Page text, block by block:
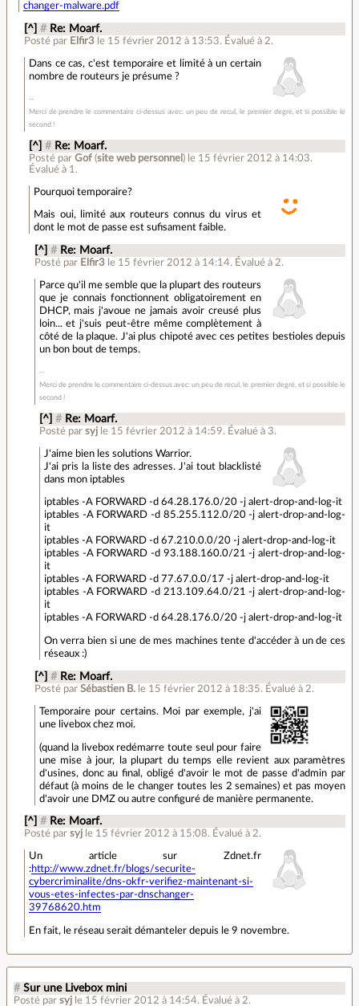
changer-malware.pdf
[^] # Re: Moarf.
Posté par Elfir3 le 15 février 2012 à 13:53. Évalué à 2.
Dans ce cas, c'est temporaire et limité à un certain
nombre de routeurs je présume ?
Merci de prendre le commentaire ci-dessus avec: un peu de recul, le premier degré, et si possible le
second !
[^] # Re: Moarf.
Posté parGof (site web personnel ) le 15 février 2012 à 14:03.
Évalué à 1 .
Pourquoi temporaire?
Mais oui, limité aux routeurs connus du virus et
dont le mot de passe est sufisament faible.
[^] # Re: Moarf.
Posté par Elfir3 le 15 février 2012 à 14:14. Évalué à 2.
Parce qu'il me semble que la plupart des routeurs
que je connais fonctionnent obligatoirement en
DHCP, mais j'avoue ne jamais avoir creusé plus
loin... et j'suis peut-être même complètement à
côté de la plaque. J'ai plus chipoté avec ces petites bestioles depuis
un bon bout de temps.
Merci de prendre le commentaire ci-dessus avec: un peu de recul, le premier degré, et si possible le
second !
[^] # Re: Moarf.
Posté par syj le 15 février 2012 à 14:59. Évalué à 3.
J'aime bien les solutions Warrior.
J'ai pris la liste des adresses. J'ai tout blacklisté
dans mon iptables
iptables -A FORWARD -d 64.28.176.0/20 -j alert-drop-and-log-it
iptables -A FORWARD -d 85.255.112.0/20 -j alert-drop-and-log-
it
iptables -A FORWARD -d 67.210.0.0/20 -j alert-drop-and-log-it
iptables -A FORWARD -d 93.188.160.0/21 -j alert-drop-and-log-
it
iptables -A FORWARD -d 77.67.0.0/17 -j alert-drop-and-log-it
iptables -A FORWARD -d 213.109.64.0/21 -j alert-drop-and-log-
it
iptables -A FORWARD -d 64.28.176.0/20 -j alert-drop-and-log-it
On verra bien si une de mes machines tente d'accéder à un de ces
réseaux :)
[^] # Re: Moarf.
Posté par Sébastien B. le 15 février 2012 à 18:35. Évalué à 2.
Temporaire pour certains. Moi par exemple, j'ai
une livebox chez moi.
(quand la livebox redémarre toute seul pour faire
une mise à jour, la plupart du temps elle revient aux paramètres
d'usines, donc au final, obligé d'avoir le mot de passe d'admin par
défaut (à moins de le changer toutes les 2 semaines) et pas moyen
d'avoir une DMZ ou autre configuré de manière permanente.
[^] # Re: Moarf.
Posté par syj le 15 février 2012 à 15:08. Évalué à 2.
Un article sur Zdnet.fr
:http://www.zdnet.fr/blogs/securite-
cybercriminalite/dns-okfr-verifiez-maintenant-si-
vous-etes-infectes-par-dnschanger-
39768620.htm
En fait, le réseau serait démanteler depuis le 9 novembre.
# Sur une Livebox mini
Posté par syj le 15 février 2012 à 14:54. Évalué à 2.